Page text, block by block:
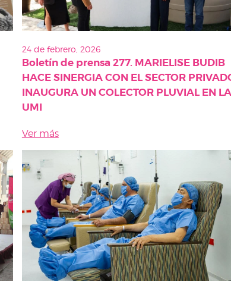
24 de febrero, 2026
Boletín de prensa 277. MARIELISE BUDIB
HACE SINERGIA CON EL SECTOR
INAUGURA UN COLECTOR PLUVIAL EN LA
UMI
Ver más